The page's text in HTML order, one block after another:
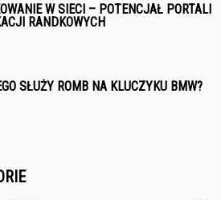
W SIECI – POTENCJAŁ PORTALI
RANDKOWYCH
SŁUŻY ROMB NA KLUCZYKU BMW?